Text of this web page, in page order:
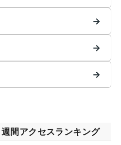
→
→
→
間アクセスランキング